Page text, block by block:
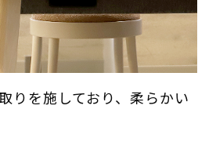
りを施しており、柔らかい